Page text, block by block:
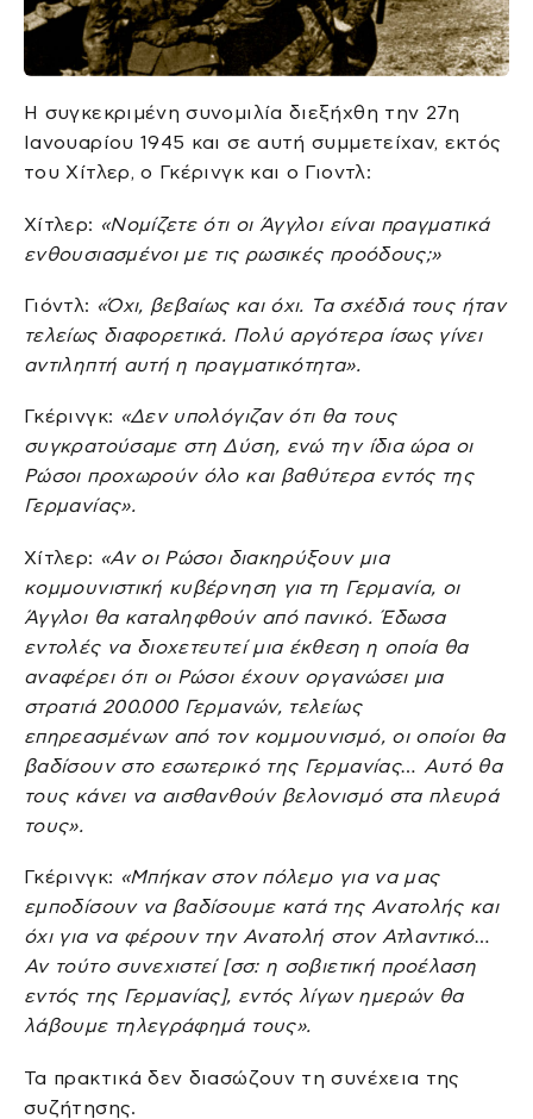
Η συγκεκριμένη συνομιλία διεξήχθη την 27η
Ιανουαρίου 1945 και σε αυτή συμμετείχαν, εκτός
του Χίτλερ, ο Γκέρινγκ και ο Γιοντλ:
Χίτλερ: «Νομίζετε ότι οι Άγγλοι είναι πραγματικά
ενθουσιασμένοι με τις ρωσικές προόδους;»
Γιόντλ: «Όχι, βεβαίως και όχι. Τα σχέδιά τους ήταν
τελείως διαφορετικά. Πολύ αργότερα ίσως γίνει
αντιληπτή αυτή η πραγματικότητα».
Γκέρινγκ: «Δεν υπολόγιζαν ότι θα τους
συγκρατούσαμε στη Δύση, ενώ την ίδια ώρα οι
Ρώσοι προχωρούν όλο και βαθύτερα εντός της
Γερμανίας».
Χίτλερ: «Αν οι Ρώσοι διακηρύξουν μια
κομμουνιστική κυβέρνηση για τη Γερμανία, οι
Άγγλοι θα καταληφθούν από πανικό. Έδωσα
εντολές να διοχετευτεί μια έκθεση η οποία θα
αναφέρει ότι οι Ρώσοι έχουν οργανώσει μια
στρατιά 200.000 Γερμανών, τελείως
επηρεασμένων από τον κομμουνισμό, οι οποίοι θα
βαδίσουν στο εσωτερικό της Γερμανίας… Αυτό θα
τους κάνει να αισθανθούν βελονισμό στα πλευρά
τους».
Γκέρινγκ: «Μπήκαν στον πόλεμο για να μας
εμποδίσουν να βαδίσουμε κατά της Ανατολής και
όχι για να φέρουν την Ανατολή στον Ατλαντικό…
Αν τούτο συνεχιστεί [σσ: η σοβιετική προέλαση
εντός της Γερμανίας], εντός λίγων ημερών θα
λάβουμε τηλεγράφημά τους».
Τα πρακτικά δεν διασώζουν τη συνέχεια της
συζήτησης.